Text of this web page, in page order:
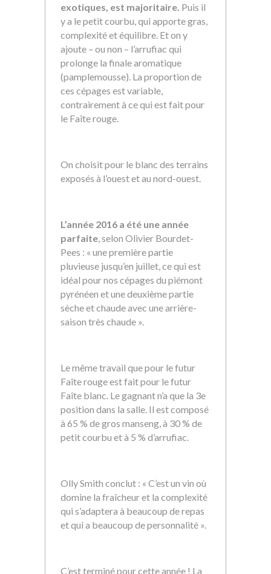
exotiques, est majoritaire. Puis il
y a le petit courbu, qui apporte gras,
complexité et équilibre. Et on y
ajoute – ou non – l’arrufiac qui
prolonge la finale aromatique
(pamplemousse). La proportion de
ces cépages est variable,
contrairement à ce qui est fait pour
le Faîte rouge.
On choisit pour le blanc des terrains
exposés à l’ouest et au nord-ouest.
L’année 2016 a été une année
parfaite, selon Olivier Bourdet-
Pees : « une première partie
pluvieuse jusqu’en juillet, ce qui est
idéal pour nos cépages du piémont
pyrénéen et une deuxième partie
sèche et chaude avec une arrière-
saison très chaude ».
Le même travail que pour le futur
Faîte rouge est fait pour le futur
Faîte blanc. Le gagnant n’a que la 3e
position dans la salle. Il est composé
à 65 % de gros manseng, à 30 % de
petit courbu et à 5 % d’arrufiac.
Olly Smith conclut : « C’est un vin où
domine la fraîcheur et la complexité
qui s’adaptera à beaucoup de repas
et qui a beaucoup de personnalité ».
C’est terminé pour cette année ! La